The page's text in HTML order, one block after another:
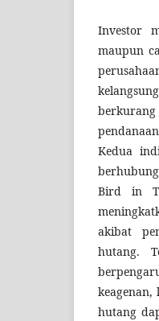
Investor
maupun
Kedua
Bird in
akibat
hutang.
hutang